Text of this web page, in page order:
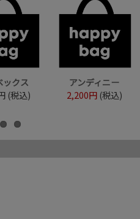
ックス
(税込)
アンディニー
2,200円 (税込)